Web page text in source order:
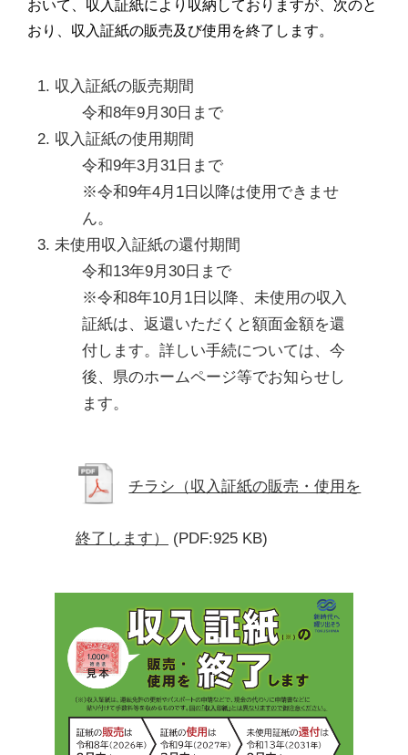
おいて、収入証紙により収納しておりますが、次のと
おり、収入証紙の販売及び使用を終了します。
収入証紙の販売期間
令和8年9月30日まで
収入証紙の使用期間
令和9年3月31日まで
※令和9年4月1日以降は使用できませ
ん。
未使用収入証紙の還付期間
令和13年9月30日まで
※令和8年10月1日以降、未使用の収入
証紙は、返還いただくと額面金額を還
付します。詳しい手続については、今
後、県のホームページ等でお知らせし
ます。
チラシ（収入証紙の販売・使用を
終了します） (PDF:925 KB)